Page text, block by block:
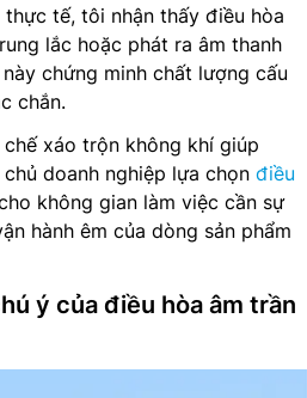
tế, tôi nhận thấy điều hòa
lắc hoặc phát ra âm thanh
chứng minh chất lượng cấu
chắn.
xáo trộn không khí giúp
doanh nghiệp lựa chọn điều
không gian làm việc cần sự
hành êm của dòng sản phẩm
ý của điều hòa âm trần